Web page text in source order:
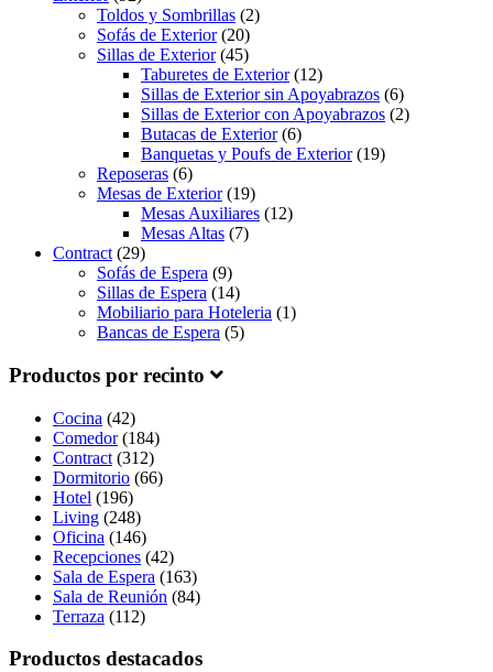
Toldos y Sombrillas (2)
Sofás de Exterior(20)
Sillas de Exterior(45)
Taburetes de Exterior(12)
Sillas de Exterior sin Apoyabrazos (6)
Sillas de Exterior con Apoyabrazos (2)
Butacas de Exterior(6)
Banquetas y Poufs de Exterior(19)
Reposeras (6)
Mesas de Exterior(19)
Mesas Auxiliares (12)
Mesas Altas (7)
Contract (29)
Sofás de Espera (9)
Sillas de Espera (14)
Mobiliario para Hoteleria (1)
Bancas de Espera (5)
Productos por recinto
Cocina (42)
Comedor(184)
Contract (312)
Dormitorio (66)
Hotel (196)
Living (248)
Oficina (146)
Recepciones (42)
Sala de Espera (163)
Sala de Reunión (84)
Terraza (112)
Productos destacados